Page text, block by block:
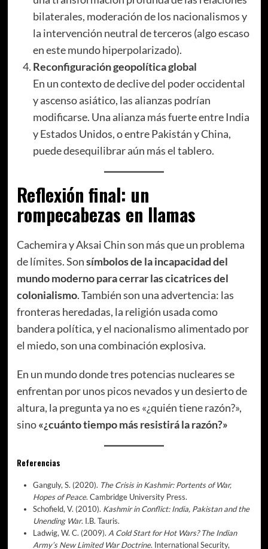
bilaterales, moderación de los nacionalismos y
la intervención neutral de terceros (algo escaso
en este mundo hiperpolarizado).
Reconfiguración geopolítica global
En un contexto de declive del poder occidental
y ascenso asiático, las alianzas podrían
modificarse. Una alianza más fuerte entre India
y Estados Unidos, o entre Pakistán y China,
puede desequilibrar aún más el tablero.
Reflexión final: un
rompecabezas en llamas
Cachemira y Aksai Chin son más que un problema
de límites. Sonsímbolos de la incapacidad del
mundo moderno para cerrar las cicatrices del
colonialismo. También son una advertencia: las
fronteras heredadas, la religión usada como
bandera política, y el nacionalismo alimentado por
el miedo, son una combinación explosiva.
En un mundo donde tres potencias nucleares se
enfrentan por unos picos nevados y un desierto de
altura, la pregunta ya no es «¿quién tiene razón?»,
sino«¿cuánto tiempo más resistirá la razón?»
Referencias
Ganguly, S. (2020). The Crisis in Kashmir: Portents of War,
Hopes of Peace. Cambridge University Press.
Schofield, V. (2010). Kashmir in Conflict: India, Pakistan and the
Unending War. I.B. Tauris.
Ladwig, W. C. (2009). A Cold Start for Hot Wars? The Indian
Army’s New Limited War Doctrine. International Security,